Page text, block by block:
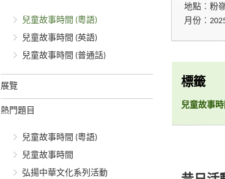
兒童故事時間 (粵語)
兒童故事時間 (英語)
兒童故事時間 (普通話)
展覽
熱門題目
兒童故事時間 (粵語)
兒童故事時間
弘揚中華文化系列活動
地點︰粉
月份
標籤
兒童故事時